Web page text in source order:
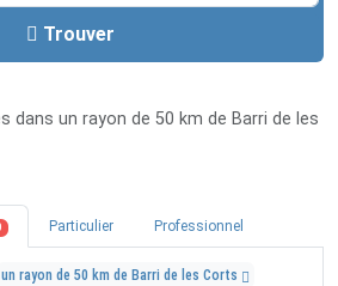
Trouver
dans un rayon de 50 km de Barri de les
Particulier Professionnel
un rayon de 50 km de Barri de les Corts